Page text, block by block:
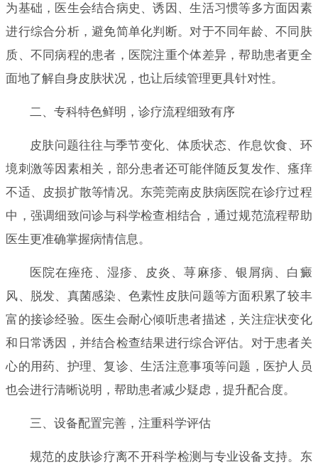
为基础，医生会结合病史、诱因、生活习惯等多方面因素
进行综合分析，避免简单化判断。对于不同年龄、不同肤
质、不同病程的患者，医院注重个体差异，帮助患者更全
面地了解自身皮肤状况，也让后续管理更具针对性。
二、专科特色鲜明，诊疗流程细致有序
皮肤问题往往与季节变化、体质状态、作息饮食、环
境刺激等因素相关，部分患者还可能伴随反复发作、瘙痒
不适、皮损扩散等情况。东莞莞南皮肤病医院在诊疗过程
中，强调细致问诊与科学检查相结合，通过规范流程帮助
医生更准确掌握病情信息。
医院在痤疮、湿疹、皮炎、荨麻疹、银屑病、白癜
风、脱发、真菌感染、色素性皮肤问题等方面积累了较丰
富的接诊经验。医生会耐心倾听患者描述，关注症状变化
和日常诱因，并结合检查结果进行综合评估。对于患者关
心的用药、护理、复诊、生活注意事项等问题，医护人员
也会进行清晰说明，帮助患者减少疑虑，提升配合度。
三、设备配置完善，注重科学评估
规范的皮肤诊疗离不开科学检测与专业设备支持。东